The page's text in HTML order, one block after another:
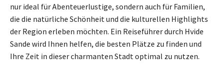
nur ideal für Abenteuerlustige, sondern auch für Familien,
die die natürliche Schönheit und die kulturellen Highlights
der Region erleben möchten. Ein Reiseführer durch Hvide
Sande wird Ihnen helfen, die besten Plätze zu finden und
Ihre Zeit in dieser charmanten Stadt optimal zu nutzen.